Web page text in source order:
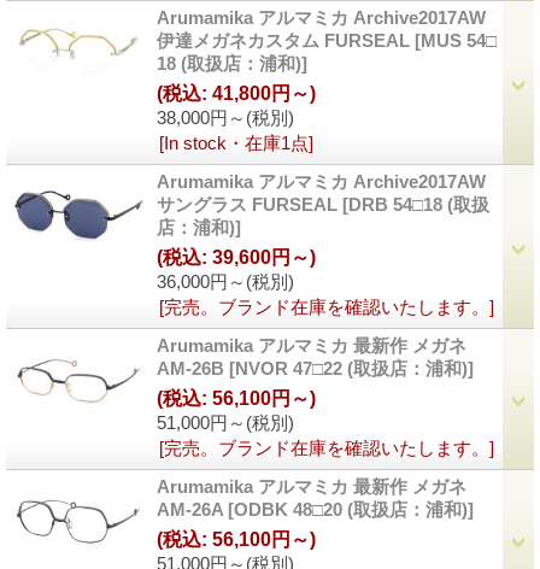
Arumamika アルマミカ Archive2017AW
伊達メガネカスタム FURSEAL [MUS 54□
18 (取扱店：浦和)]
38,000円～ (税別)
(税込: 41,800円～)
[In stock・在庫1点]
Arumamika アルマミカ Archive2017AW
サングラス FURSEAL [DRB 54□18 (取扱
店：浦和)]
36,000円～ (税別)
(税込: 39,600円～)
[完売。ブランド在庫を確認いたします。]
Arumamika アルマミカ 最新作 メガネ
AM-26B [NVOR 47□22 (取扱店：浦和)]
51,000円～ (税別)
(税込: 56,100円～)
[完売。ブランド在庫を確認いたします。]
Arumamika アルマミカ 最新作 メガネ
AM-26A [ODBK 48□20 (取扱店：浦和)]
51,000円～ (税別)
(税込: 56,100円～)